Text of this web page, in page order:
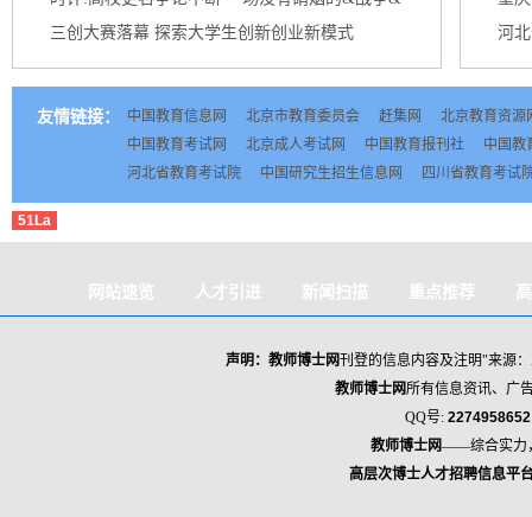
三创大赛落幕 探索大学生创新创业新模式
河
友情链接： 中国教育信息网 北京市教育委员会 赶集网
北京教育资源
中国教育考试网
北京成人考试网 中国教育报刊社
中国教
河北省教育考试院
中国研究生招生信息网 四川省教育考试
51La
网站速览 人才引进 新闻扫描 重点推荐
声明：教师博士网刊登的信息内容及注明"来源
教师博士网所有信息资讯、广
QQ号:
教师博士网——综合实力
高层次博士人才招聘信息平